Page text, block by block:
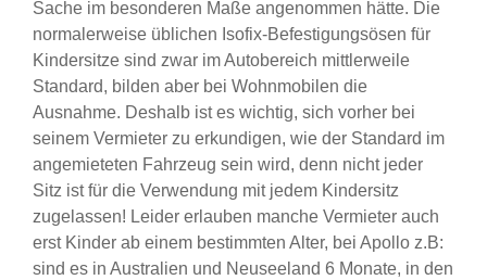
Sache im besonderen Maße angenommen hätte. Die
normalerweise üblichen Isofix-Befestigungsösen für
Kindersitze sind zwar im Autobereich mittlerweile
Standard, bilden aber bei Wohnmobilen die
Ausnahme. Deshalb ist es wichtig, sich vorher bei
seinem Vermieter zu erkundigen, wie der Standard im
angemieteten Fahrzeug sein wird, denn nicht jeder
Sitz ist für die Verwendung mit jedem Kindersitz
zugelassen! Leider erlauben manche Vermieter auch
erst Kinder ab einem bestimmten Alter, bei Apollo z.B:
sind es in Australien und Neuseeland 6 Monate, in den